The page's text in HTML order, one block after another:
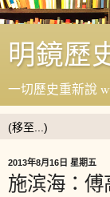
明鏡歷
一切歷史重新說
2013年8月16日 星期五
施滨海：